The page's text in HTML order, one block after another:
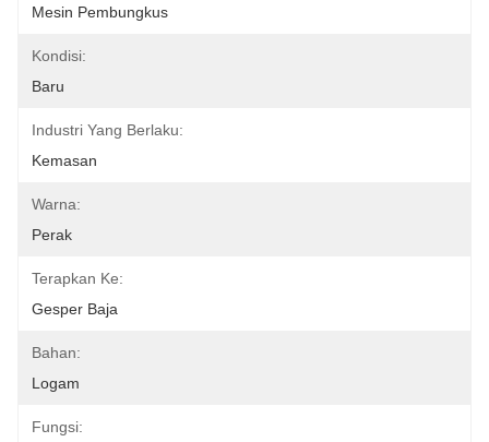
Mesin Pembungkus
Kondisi:
Baru
Industri Yang Berlaku:
Kemasan
Warna:
Perak
Terapkan Ke:
Gesper Baja
Bahan:
Logam
Fungsi: